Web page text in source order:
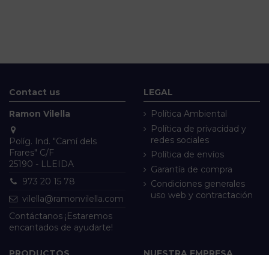
Contact us
Ramon Vilella
Políg. Ind. "Camí dels
Frares" C/F
25190 - LLEIDA
973 20 15 78
vilella@ramonvilella.com
Contáctanos ¡Estaremos
encantados de ayudarte!
LEGAL
Política Ambiental
Política de privacidad y
redes sociales
Política de envíos
Garantía de compra
Condiciones generales
uso web y contractación